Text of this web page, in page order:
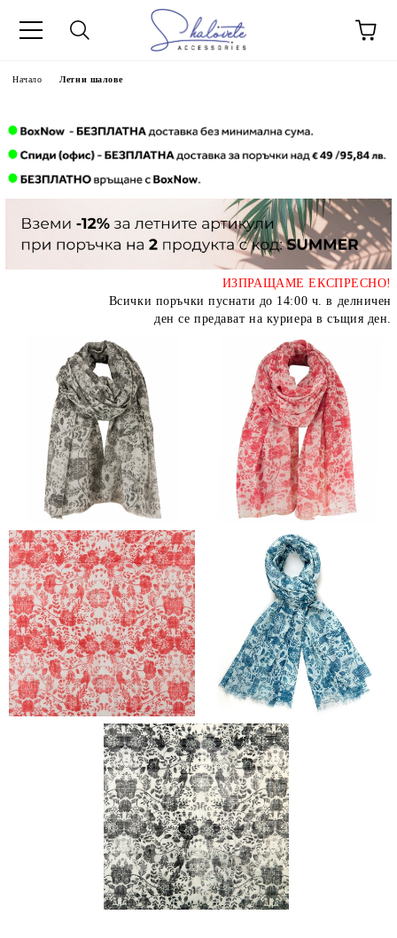
Начало Летни шалове
ИЗПРАЩАМЕ ЕКСПРЕСНО!
Всички поръчки пуснати до 14:00 ч. в делничен
ден се предават на куриера в същия ден.